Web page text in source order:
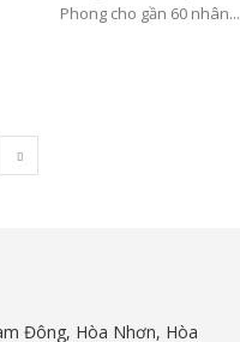
Phong cho gần 60 nhân...
Đông, Hòa Nhơn, Hòa